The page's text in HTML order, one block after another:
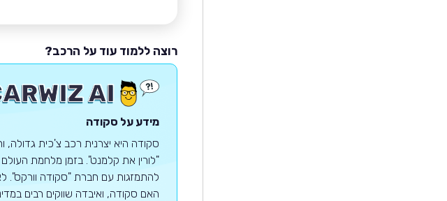
רוצה ללמוד עוד על הרכב?
מידע על סקודה
להתמזגות עם חברת "סקודה וורקס".